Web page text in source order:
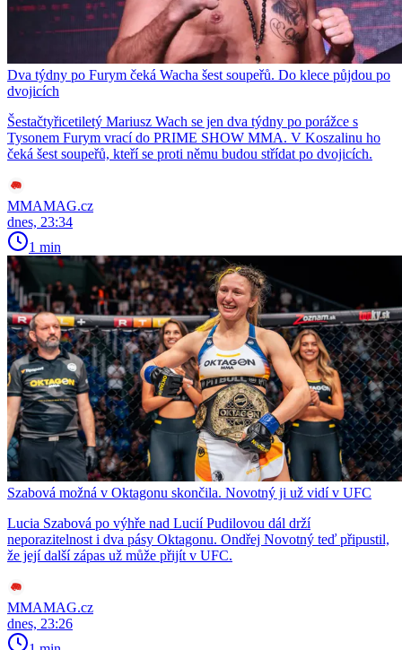
Dva týdny po Furym čeká Wacha šest soupeřů. Do klece půjdou po
dvojicích
Šestačtyřicetiletý Mariusz Wach se jen dva týdny po porážce s
Tysonem Furym vrací do PRIME SHOW MMA. V Koszalinu ho
čeká šest soupeřů, kteří se proti němu budou střídat po dvojicích.
MMAMAG.cz
dnes, 23:34
1 min
Szabová možná v Oktagonu skončila. Novotný ji už vidí v UFC
Lucia Szabová po výhře nad Lucií Pudilovou dál drží
neporazitelnost i dva pásy Oktagonu. Ondřej Novotný teď připustil,
že její další zápas už může přijít v UFC.
MMAMAG.cz
dnes, 23:26